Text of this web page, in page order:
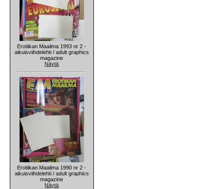
Erotiikan Maailma 1993 nr 2 -
aikuisviihdelehti / adult graphics
magazine
Näytä
Erotiikan Maailma 1990 nr 2 -
aikuisviihdelehti / adult graphics
magazine
Näytä